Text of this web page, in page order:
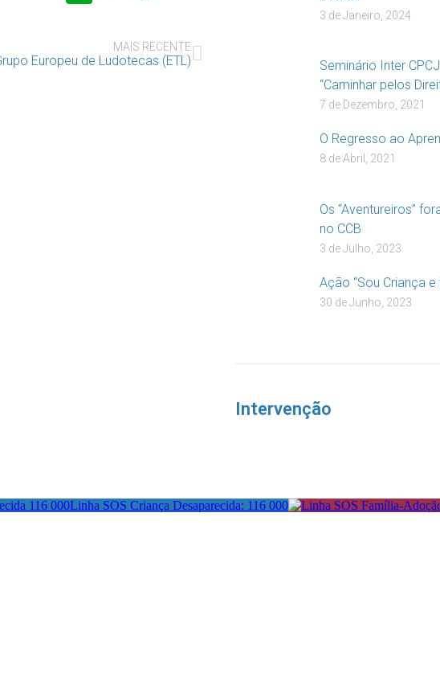
MAIS RECENTE
Europeu de Ludotecas (ETL)
3 de Janeiro, 2024
Seminário Inter
“Caminhar pelos
7 de Dezembro, 2021
O Regresso ao
8 de Abril, 2021
Os “Aventureiros”
no CCB
3 de Julho, 2023
Ação “Sou Criança e
30 de Junho, 2023
Intervenção
Linha SOS Criança Desaparecida: 116 000